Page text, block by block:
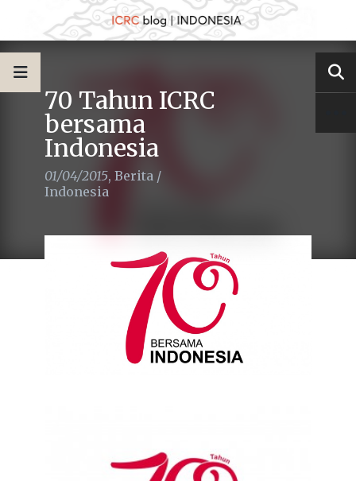
70 Tahun ICRC
bersama
Indonesia
01/04/2015, Berita /
Indonesia